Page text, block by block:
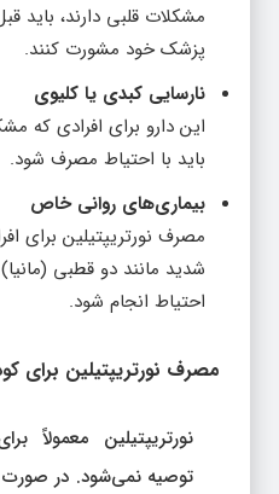
مشکلات قلبی دارند، باید
پزشک خود مشورت کنند.
نارسایی کبدی یا کلیوی
این دارو برای افرادی که
باید با احتیاط مصرف شود.
بیماری‌های روانی خاص
مصرف نورتریپتیلین برای
شدید مانند دو قطبی (مانیا)
احتیاط انجام شود.
مصرف نورتریپتیلین برای
توصیه نمی‌شود. در صورت